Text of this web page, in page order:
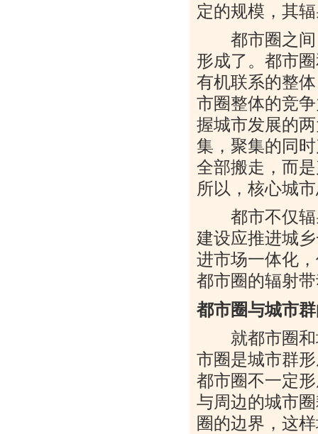
定的规模，其
都市圈之间
形成了。都市
有机联系的整
市圈整体的竞
握城市发展的
集，聚集的同
全部搬走，而
所以，核心城
都市不仅辐
建设应推进城
进市场一体化
都市圈的辐射
都市圈与城市
就都市圈和
市圈是城市群
都市圈不一定
与周边的城市
圈的边界，这